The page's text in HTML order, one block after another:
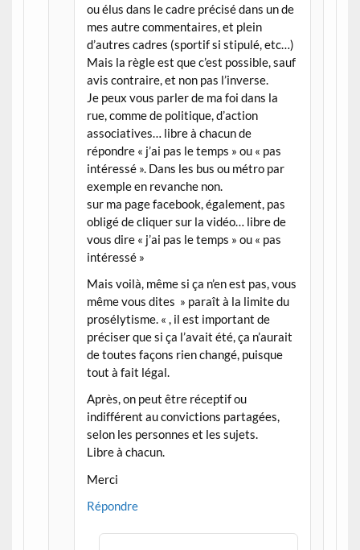
ou élus dans le cadre précisé dans un de
mes autre commentaires, et plein
d’autres cadres (sportif si stipulé, etc…)
Mais la règle est que c’est possible, sauf
avis contraire, et non pas l’inverse.
Je peux vous parler de ma foi dans la
rue, comme de politique, d’action
associatives… libre à chacun de
répondre « j’ai pas le temps » ou « pas
intéressé ». Dans les bus ou métro par
exemple en revanche non.
sur ma page facebook, également, pas
obligé de cliquer sur la vidéo… libre de
vous dire « j’ai pas le temps » ou « pas
intéressé »
Mais voilà, même si ça n’en est pas, vous
même vous dites » paraît à la limite du
prosélytisme. « , il est important de
préciser que si ça l’avait été, ça n’aurait
de toutes façons rien changé, puisque
tout à fait légal.
Après, on peut être réceptif ou
indifférent au convictions partagées,
selon les personnes et les sujets.
Libre à chacun.
Merci
Répondre